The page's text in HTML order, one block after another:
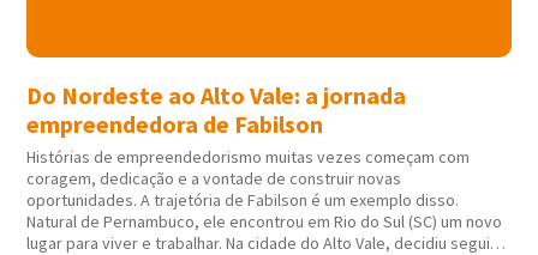
Do Nordeste ao Alto Vale: a jornada
empreendedora de Fabilson
Histórias de empreendedorismo muitas vezes começam com
coragem, dedicação e a vontade de construir novas
oportunidades. A trajetória de Fabilson é um exemplo disso.
Natural de Pernambuco, ele encontrou em Rio do Sul (SC) um novo
lugar para viver e trabalhar. Na cidade do Alto Vale, decidiu seguir